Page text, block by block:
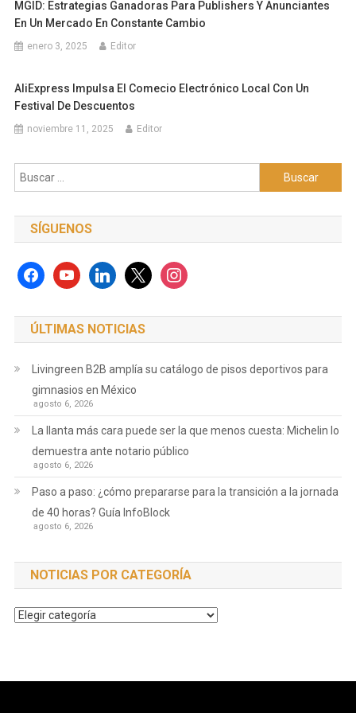
MGID: Estrategias Ganadoras Para Publishers Y Anunciantes
En Un Mercado En Constante Cambio
enero 3, 2025 Editor
AliExpress Impulsa El Comecio Electrónico Local Con Un
Festival De Descuentos
noviembre 11, 2025 Editor
Buscar:
SÍGUENOS
facebookyoutubelinkedinx instagram
ÚLTIMAS NOTICIAS
Livingreen B2B amplía su catálogo de pisos deportivos para
gimnasios en México
agosto 6, 2026
La llanta más cara puede ser la que menos cuesta: Michelin lo
demuestra ante notario público
agosto 6, 2026
Paso a paso: ¿cómo prepararse para la transición a la jornada
de 40 horas? Guía InfoBlock
agosto 6, 2026
NOTICIAS POR CATEGORÍA
Noticias